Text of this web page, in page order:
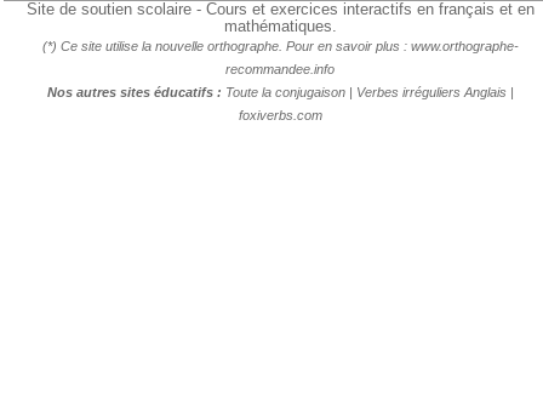
Site de soutien scolaire - Cours et exercices interactifs en français et en
mathématiques.
(*) Ce site utilise la nouvelle orthographe. Pour en savoir plus : www.orthographe-
recommandee.info
Nos autres sites éducatifs : Toute la conjugaison| Verbes irréguliers Anglais
foxiverbs.com